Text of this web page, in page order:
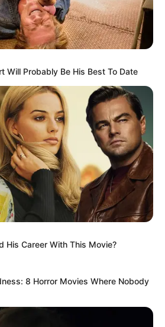
Will Probably Be His Best To Date
His Career With This Movie?
8 Horror Movies Where Nobody